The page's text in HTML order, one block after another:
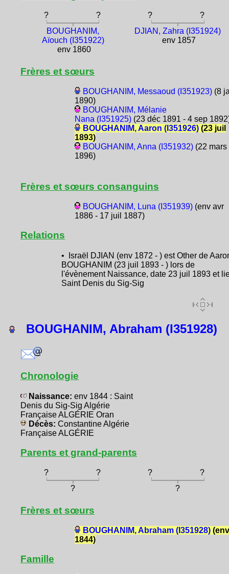
? ? ?
?
BOUGHANIM,
Aïouch (I351922)
env 1860
DJIAN, Zahra (I351924)
env 1857
Frères et sœurs
BOUGHANIM, Messaoud (I351923)(8
1890)
BOUGHANIM, Mélanie
Nana (I351925)(23 déc 1891 - 4 sep
BOUGHANIM, Aaron (I351926)(23 juil
1893)
BOUGHANIM, Anna (I351932)(22 mars
1896)
Frères et sœurs consanguins
BOUGHANIM, Luna (I351939)(env avr
1886 - 17 juil 1887)
Relations
• Israël DJIAN (env 1872 - ) est Other de
BOUGHANIM (23 juil 1893 - ) lors de
l'évènement Naissance, date 23 juil 1893 et
Saint Denis du Sig-Sig
BOUGHANIM, Abraham (I351928)
Chronologie
Naissance: env 1844 : Saint
Denis du Sig-Sig Algérie
Française ALGÉRIE Oran
Décès: Constantine Algérie
Française ALGÉRIE
Parents et grand-parents
? ? ?
?
?
?
Frères et sœurs
BOUGHANIM, Abraham (I351928)(env
1844)
Famille